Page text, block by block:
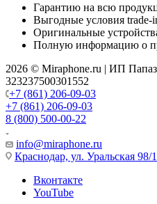
Гарантию на всю
Выгодные условия trade-
Оригинальные
Полную информацию о
2026 © Miraphone.ru | ИП
323237500301552
+7 (861) 206-09-03
+7 (861) 206-09-03
8 (800) 500-00-22
info@miraphone.ru
Краснодар, ул. Уральская 98/
Вконтакте
YouTube